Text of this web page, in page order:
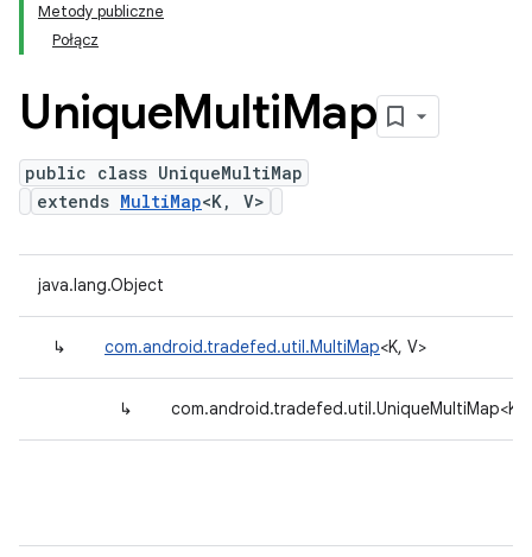
Metody publiczne
Połącz
UniqueMultiMap
public class UniqueMultiMap
extends MultiMap<K, V>
java.lang.Object
↳ com.android.tradefed.util.MultiMap<K, V>
↳ com.android.tradefed.util.UniqueMultiMap<K,